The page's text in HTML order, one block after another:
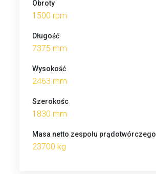
Obroty
1500 rpm
Długość
7375 mm
Wysokość
2463 mm
Szerokośc
1830 mm
Masa netto zespołu prądotwórczego
23700 kg